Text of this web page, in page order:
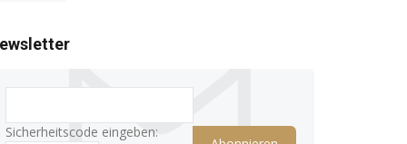
Sicherheitscode eingeben: